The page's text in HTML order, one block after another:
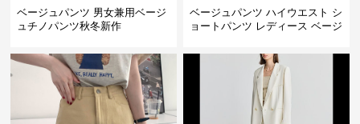
ベージュパンツ 男女兼用ベージ
ュチノパンツ秋冬新作
ベージュパンツ ハイウエスト シ
ョートパンツ レディース ベージ